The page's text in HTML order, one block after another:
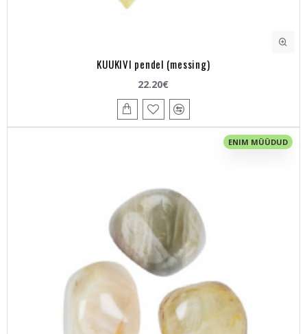
KUUKIVI pendel (messing)
22.20€
ENIM MÜÜDUD